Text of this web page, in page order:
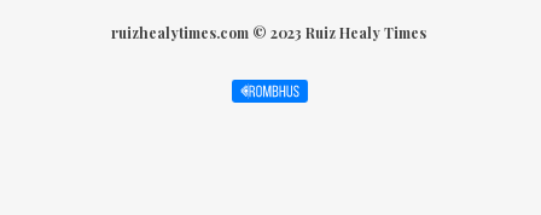
ruizhealytimes.com © 2023 Ruiz Healy Times